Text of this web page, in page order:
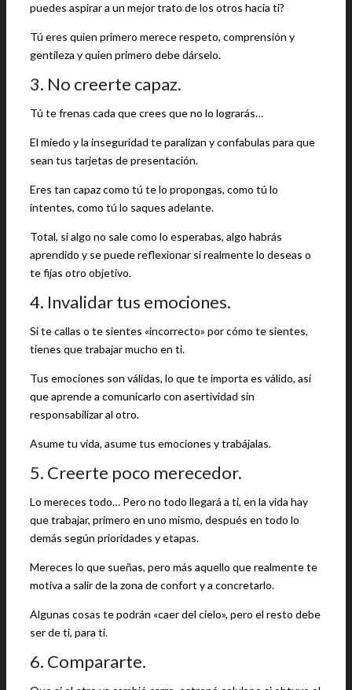
puedes aspirar a un mejor trato de los otros hacia ti?
Tú eres quien primero merece respeto, comprensión y
gentileza y quien primero debe dárselo.
3. No creerte capaz.
Tú te frenas cada que crees que no lo lograrás…
El miedo y la inseguridad te paralizan y confabulas para que
sean tus tarjetas de presentación.
Eres tan capaz como tú te lo propongas, como tú lo
intentes, como tú lo saques adelante.
Total, si algo no sale como lo esperabas, algo habrás
aprendido y se puede reflexionar si realmente lo deseas o
te fijas otro objetivo.
4. Invalidar tus emociones.
Si te callas o te sientes «incorrecto» por cómo te sientes,
tienes que trabajar mucho en ti.
Tus emociones son válidas, lo que te importa es válido, así
que aprende a comunicarlo con asertividad sin
responsabilizar al otro.
Asume tu vida, asume tus emociones y trabájalas.
5. Creerte poco merecedor.
Lo mereces todo… Pero no todo llegará a ti, en la vida hay
que trabajar, primero en uno mismo, después en todo lo
demás según prioridades y etapas.
Mereces lo que sueñas, pero más aquello que realmente te
motiva a salir de la zona de confort y a concretarlo.
Algunas cosas te podrán «caer del cielo», pero el resto debe
ser de ti, para ti.
6. Compararte.